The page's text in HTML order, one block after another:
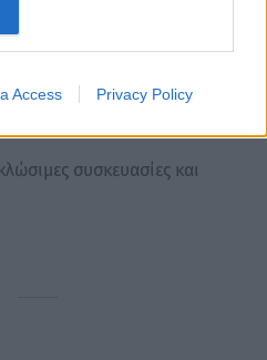
Access Privacy Policy
βασισμένα στο ISO
συστατικά με βάση στο
συσκευασίες και